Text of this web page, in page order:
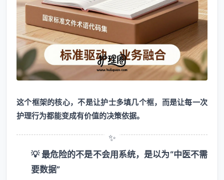
这个框架的核心，不是让护士多填几个框，而是让每一次
护理行为都能变成有价值的决策依据。
💡 最危险的不是不会用系统，是以为“中医不需
要数据”